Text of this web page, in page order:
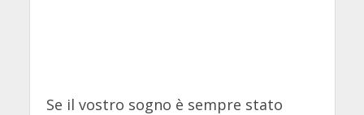
Se il vostro sogno è sempre stato